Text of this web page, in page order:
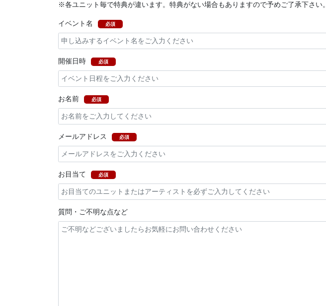
※各ユニット毎で特典が違います。特典がない場合もありますので予めご了承下さい。
イベント名 必須
開催日時 必須
お名前 必須
メールアドレス 必須
お目当て 必須
質問・ご不明な点など